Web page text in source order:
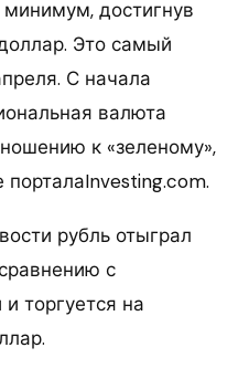
достигнув
Это самый
С начала
валюта
к «зеленому»,
рубль отыграл
с
торгуется на